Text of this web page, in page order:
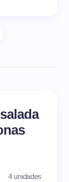
4 unidades